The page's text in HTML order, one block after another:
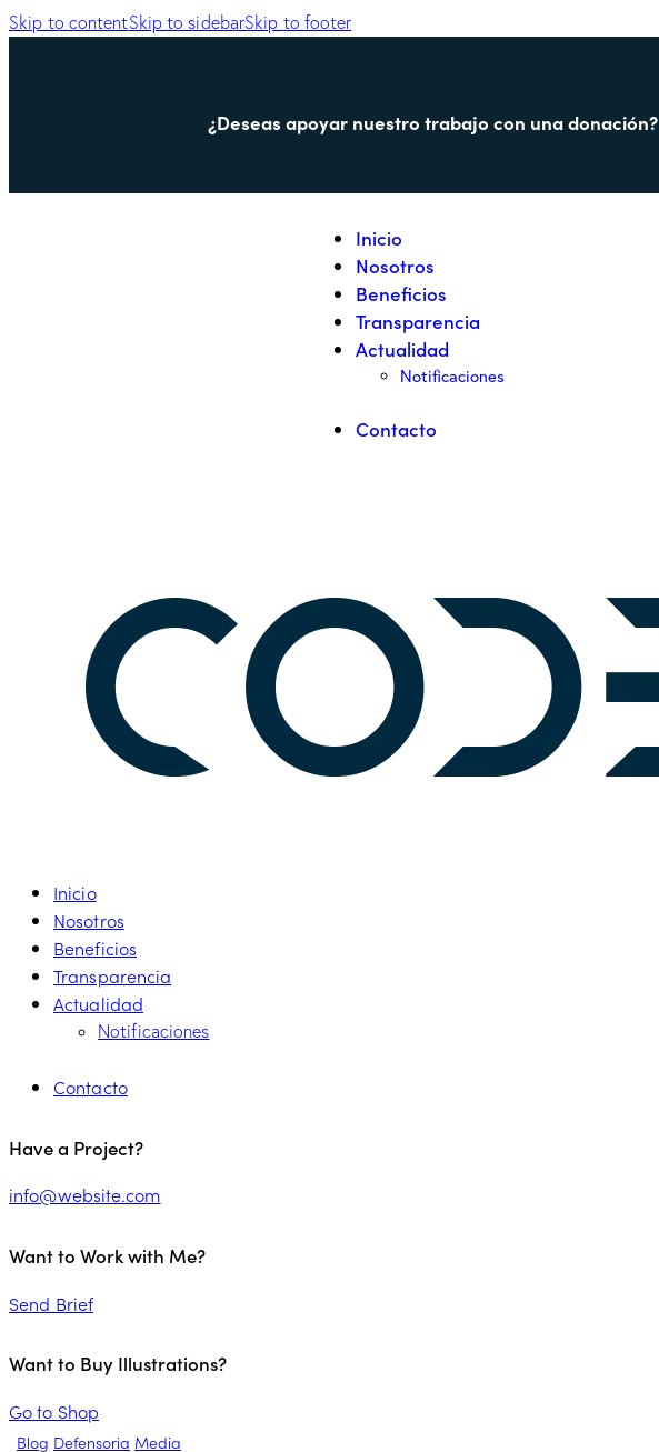
Skip to contentSkip to sidebarSkip to footer
¿Deseas apoyar nuestro trabajo con una donación?
Inicio
Nosotros
Beneficios
Transparencia
Actualidad
Notificaciones
Contacto
Inicio
Nosotros
Beneficios
Transparencia
Actualidad
Notificaciones
Contacto
Have a Project?
info@website.com
Want to Work with Me?
Send Brief
Want to Buy Illustrations?
Go to Shop
Blog Defensoria Media